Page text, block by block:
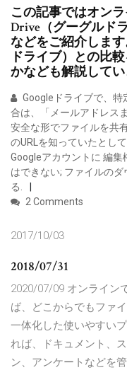
この記事ではオン
Drive（グーグルド
などをご紹介しま
ドライブ）との比
かなども解説してい
Googleドライブで、
合は、「メールアドレス
安全な形でファイルを共
のURLを知っていたとし
Googleアカウントに 編
はできない; ファイルの
る.
2 Comments
2017/10/03
2018/07/31
2020/07/09 オンライン
ば、どこからでもファ
一体化した使いやすい
れば、ドキュメント、
ン、アンケートなどを